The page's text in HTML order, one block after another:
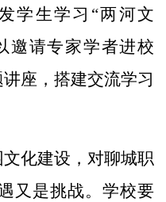
学生学习“两河文
邀请专家学者进校
座，搭建交流学习
化建设，对聊城职
又是挑战。学校要